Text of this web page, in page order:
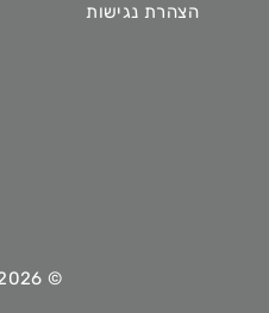
הצהרת נגישות
© 2026 אוריאל שי בע”מ. התמונות באתר להמחשה בלבד.